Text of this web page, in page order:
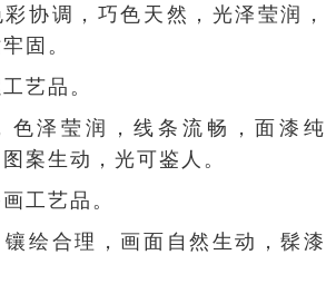
协调，巧色天然，光泽莹润，
固。
艺品。
色泽莹润，线条流畅，面漆纯
案生动，光可鉴人。
工艺品。
绘合理，画面自然生动，髹漆